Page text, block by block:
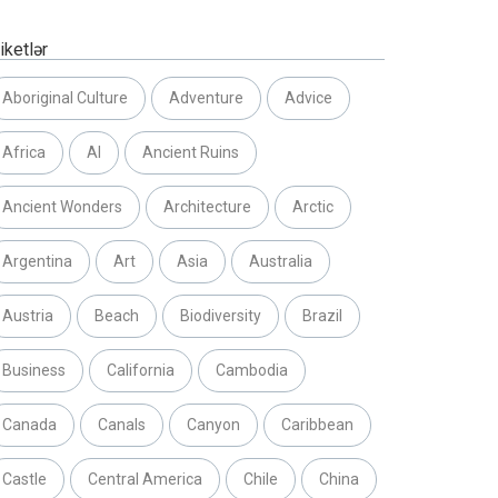
Aboriginal Culture Adventure Advice
Africa AI Ancient Ruins
Ancient Wonders Architecture Arctic
Argentina Art Asia Australia
Austria Beach Biodiversity Brazil
Business California Cambodia
Canada Canals Canyon Caribbean
Castle Central America Chile China